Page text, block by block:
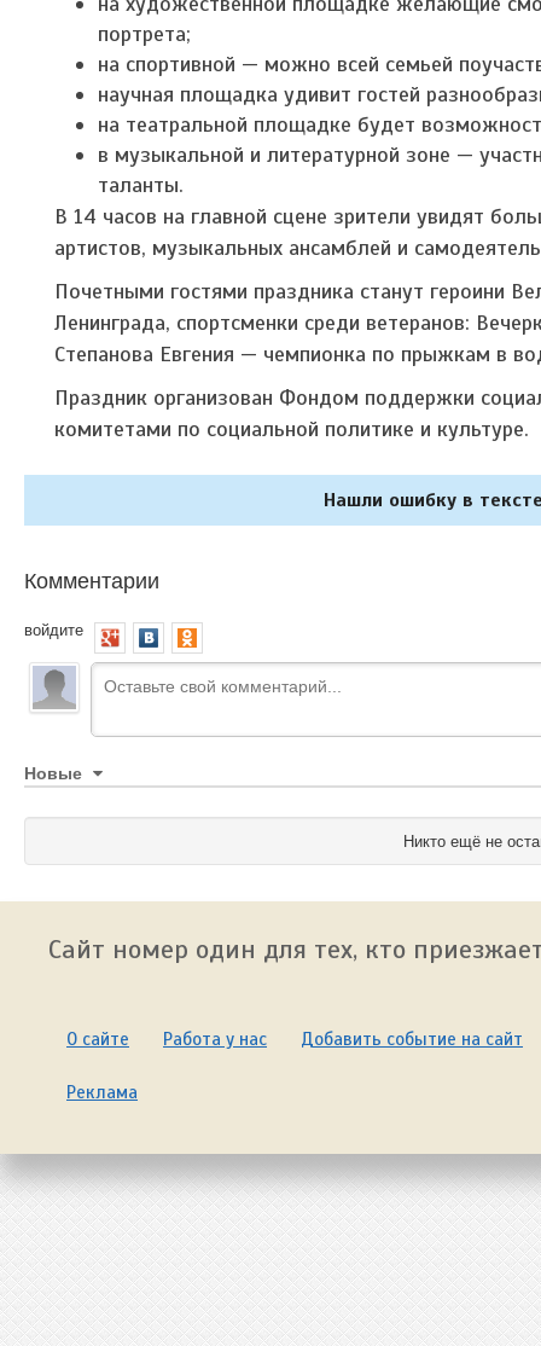
портрета;
на спортивной — можно всей семьей
научная площадка удивит гостей
на театральной площадке будет
в музыкальной и литературной зоне —
таланты.
В 14 часов на главной сцене зрители увидят
артистов, музыкальных ансамблей и
Почетными гостями праздника станут героини
Ленинграда, спортсменки среди ветеранов:
Степанова Евгения — чемпионка по прыжкам в
Праздник организован Фондом поддержки
комитетами по социальной политике и культуре.
Нашли ошибку в
Комментарии
войдите
Новые
Никто ещё не
Сайт номер один для тех, кто
О сайте Работа у нас Добавить событие на сайт
Реклама